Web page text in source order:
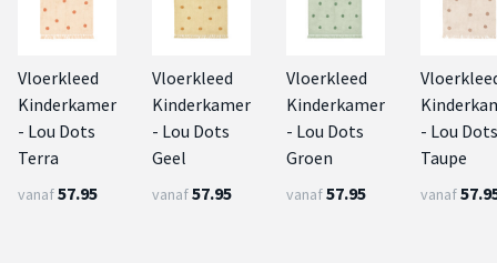
Vloerkleed
Kinderkamer
- Lou Dots
Terra
vanaf57.95
Vloerkleed
Kinderkamer
- Lou Dots
Geel
vanaf57.95
Vloerkleed
Kinderkamer
- Lou Dots
Groen
vanaf57.95
- Lou Dots
Taupe
vanaf